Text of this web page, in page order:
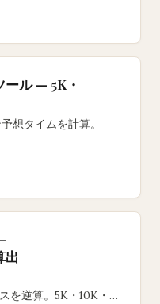
ます。
ル — 5K・
想タイムを計算。
ール。
出
を逆算。5K・10K・